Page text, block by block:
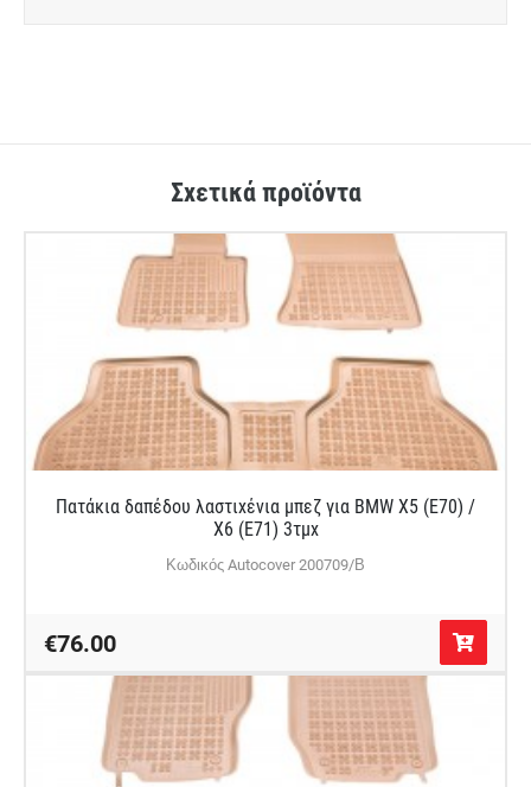
Σχετικά προϊόντα
Πατάκια δαπέδου λαστιχένια μπεζ για BMW X5 (E70) /
X6 (E71) 3τμχ
Κωδικός Autocover 200709/Β
€76.00